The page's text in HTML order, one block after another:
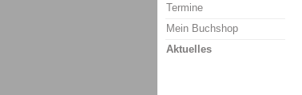
Termine
Mein Buchshop
Aktuelles